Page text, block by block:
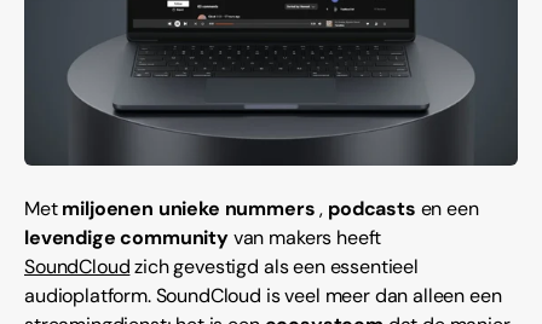
Metmiljoenen unieke nummers, podcasts en een
levendige communityvan makers heeft
SoundCloudzich gevestigd als een essentieel
audioplatform. SoundCloud is veel meer dan alleen een